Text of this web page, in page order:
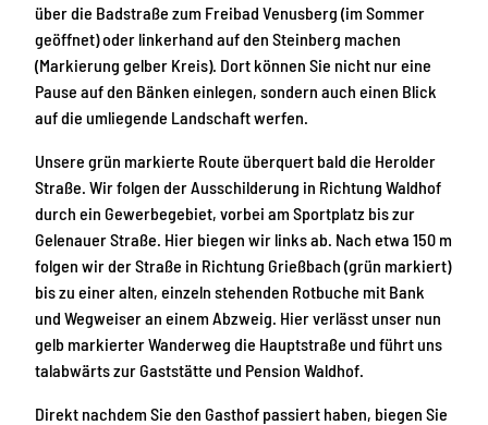
über die Badstraße zum Freibad Venusberg (im Sommer
geöffnet) oder linkerhand auf den Steinberg machen
(Markierung gelber Kreis). Dort können Sie nicht nur eine
Pause auf den Bänken einlegen, sondern auch einen Blick
auf die umliegende Landschaft werfen.
Unsere grün markierte Route überquert bald die Herolder
Straße. Wir folgen der Ausschilderung in Richtung Waldhof
durch ein Gewerbegebiet, vorbei am Sportplatz bis zur
Gelenauer Straße. Hier biegen wir links ab. Nach etwa 150 m
folgen wir der Straße in Richtung Grießbach (grün markiert)
bis zu einer alten, einzeln stehenden Rotbuche mit Bank
und Wegweiser an einem Abzweig. Hier verlässt unser nun
gelb markierter Wanderweg die Hauptstraße und führt uns
talabwärts zur Gaststätte und Pension Waldhof.
Direkt nachdem Sie den Gasthof passiert haben, biegen Sie